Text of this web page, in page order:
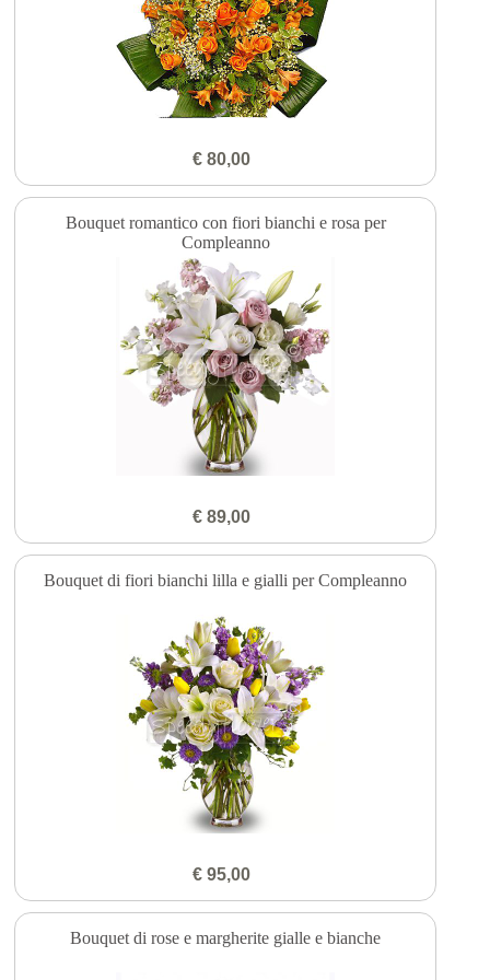
€ 80,00
Bouquet romantico con fiori bianchi e rosa per
Compleanno
€ 89,00
Bouquet di fiori bianchi lilla e gialli per Compleanno
€ 95,00
Bouquet di rose e margherite gialle e bianche